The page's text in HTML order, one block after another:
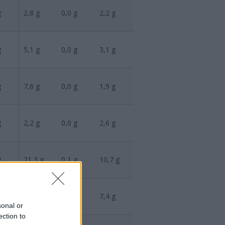
or
to
2,8 g 0,0 g 2,2 g
5,1 g 0,0 g 3,1 g
7,6 g 0,0 g 1,9 g
2,2 g 0,0 g 2,6 g
21,3g 0,1g 10,7 g
7,4 g